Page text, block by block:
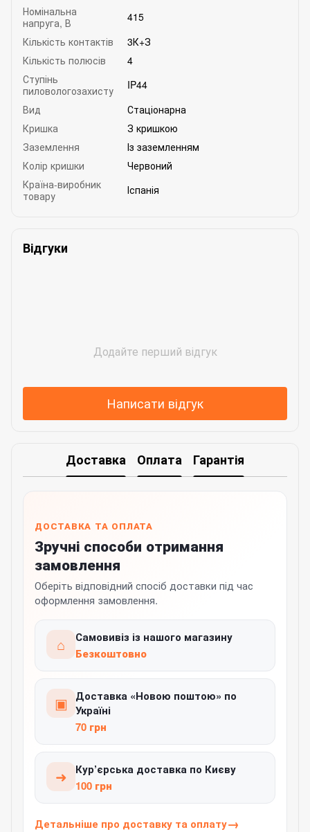
Номінальна
напруга, В
415
Кількість контактів
3К+З
Кількість полюсів
4
Ступінь
пиловологозахисту
IP44
Вид
Стаціонарна
Кришка
З кришкою
Заземлення
Із заземленням
Колір кришки
Червоний
Країна-виробник
товару
Іспанія
Відгуки
Додайте перший відгук
Написати відгук
Доставка Оплата Гарантія
ДОСТАВКА ТА ОПЛАТА
Зручні способи отримання
замовлення
Оберіть відповідний спосіб доставки під час
оформлення замовлення.
⌂
Самовивіз із нашого магазину
Безкоштовно
▣
Доставка «Новою поштою» по
Україні
70 грн
➜
Кур’єрська доставка по Києву
100 грн
Детальніше про доставку та оплату